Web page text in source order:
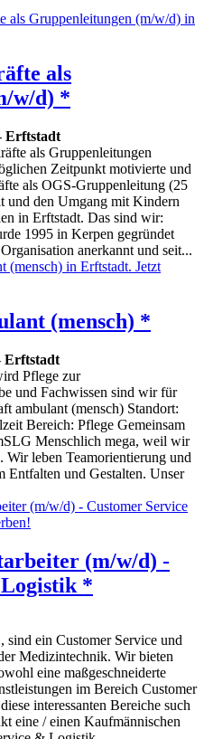
als
w/d) *
Erftstadt
als Gruppenleitungen
Zeitpunkt motivierte und
als OGS-Gruppenleitung (25
und den Umgang mit Kindern
in Erftstadt. Das sind wir:
1995 in Kerpen gegründet
anerkannt und seit...
(mensch) *
Erftstadt
Pflege zur
und Fachwissen sind wir für
ambulant (mensch) Standort:
Bereich: Pflege Gemeinsam
Menschlich mega, weil wir
Wir leben Teamorientierung und
Entfalten und Gestalten. Unser
(m/w/d) -
*
ein Customer Service und
Medizintechnik. Wir bieten
eine maßgeschneiderte
im Bereich Customer
interessanten Bereiche such
eine / einen Kaufmännischen